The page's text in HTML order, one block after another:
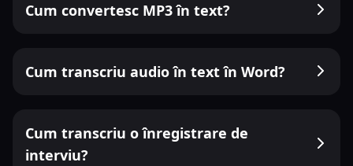
Cum convertesc MP3 în text?
Cum transcriu audio în text în Word?
Cum transcriu o înregistrare de
interviu?